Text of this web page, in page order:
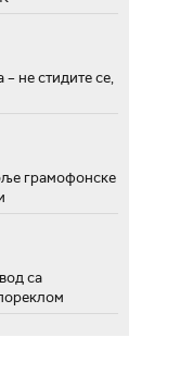
– не стидите се,
грамофонске
са